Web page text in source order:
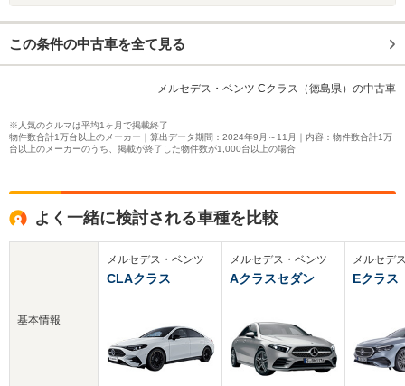
この条件の中古車を全て見る
メルセデス・ベンツ Cクラス（徳島県）の中古車
※人気のクルマは平均1ヶ月で掲載終了
物件数合計1万台以上のメーカー｜算出データ期間：2024年9月～11月｜内容：物件数合計1万
台以上のメーカーのうち、掲載が終了した物件数が1,000台以上の場合
よく一緒に検討される車種を比較
基本情報
メルセデス・ベンツ
CLAクラス
メルセデス・ベンツ
Aクラスセダン
メルセデ
Eクラス